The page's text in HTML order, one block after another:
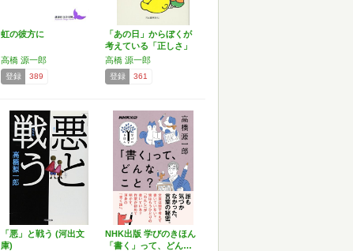
虹の彼方に
高橋 源一郎
登録 389
「あの日」からぼくが
考えている「正しさ」
につ…
高橋 源一郎
登録 361
「悪」と戦う (河出文
庫)
NHK出版 学びのきほん
「書く」って、どん…